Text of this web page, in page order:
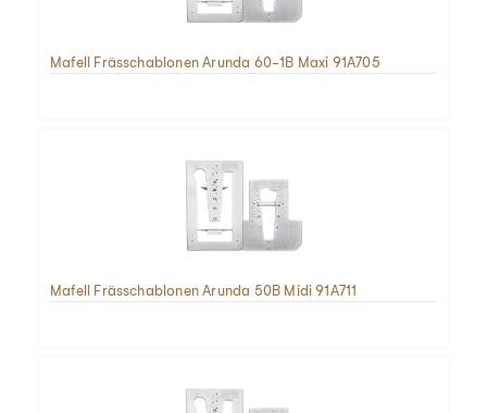
Mafell Frässchablonen Arunda 60-1B Maxi 91A705
Mafell Frässchablonen Arunda 50B Midi 91A711